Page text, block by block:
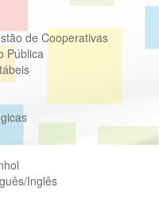
de Cooperativas
Pública
Inglês